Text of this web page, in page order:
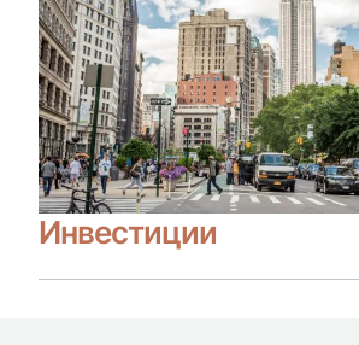
Инвестиции